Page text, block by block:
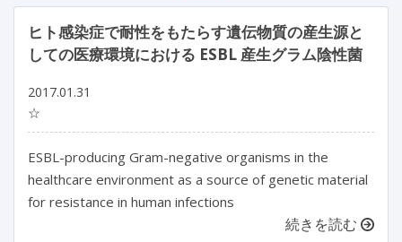
ヒト感染症で耐性をもたらす遺伝物質の産生源と
しての医療環境における ESBL 産生グラム陰性菌
2017.01.31
☆
ESBL-producing Gram-negative organisms in the
healthcare environment as a source of genetic material
for resistance in human infections
続きを読む